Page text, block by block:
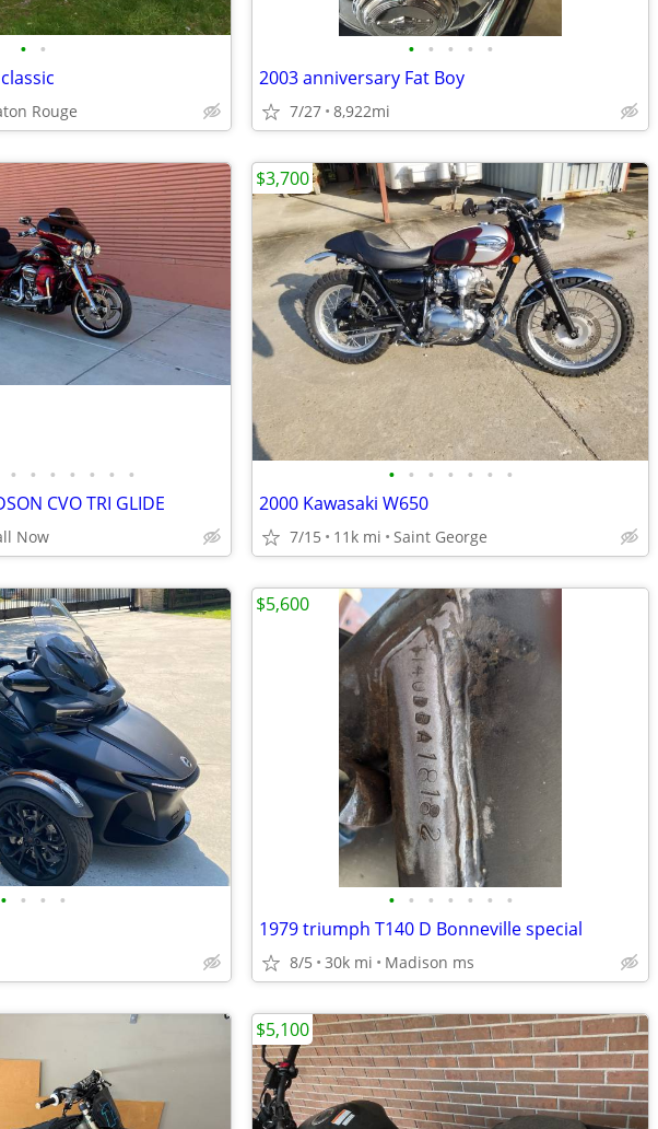
• •
Rouge
• • • • •
2003 anniversary Fat Boy
7/27 8,922mi
• • • • • • •
CVO TRI GLIDE
Now
• • • • • • •
2000 Kawasaki W650
7/15 11k mi Saint George
$3,700
• • • • • • • • • • •
1979 triumph T140 D Bonneville special
8/5 30k mi Madison ms
$5,600
$5,100